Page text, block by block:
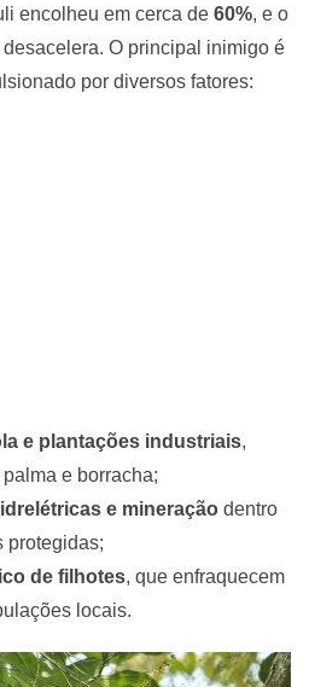
encolheu em cerca de 60%, e o
O principal inimigo é
por diversos fatores:
e plantações industriais,
e borracha;
e mineração dentro
protegidas;
de filhotes, que enfraquecem
locais.